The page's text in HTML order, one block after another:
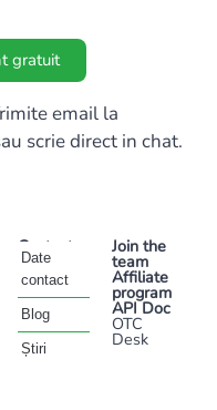
gratuit
email la
scrie direct in chat.
Contact
Date
contact
Blog
Știri
Join the
team
Affiliate
program
API Doc
OTC
Desk